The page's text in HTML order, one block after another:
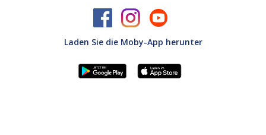
Laden Sie die Moby-App herunter